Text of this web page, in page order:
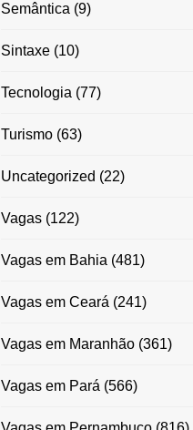
Semântica (9)
Sintaxe(10)
Tecnologia (77)
Turismo(63)
Uncategorized (22)
Vagas(122)
Vagas em Bahia (481)
Vagas em Ceará (241)
Vagas em Maranhão(361)
Vagas em Pará (566)